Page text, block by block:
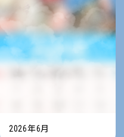
2026年6月